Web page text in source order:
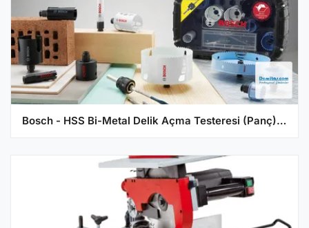
Bosch - HSS Bi-Metal Delik Açma Testeresi (Panç) 64 mm